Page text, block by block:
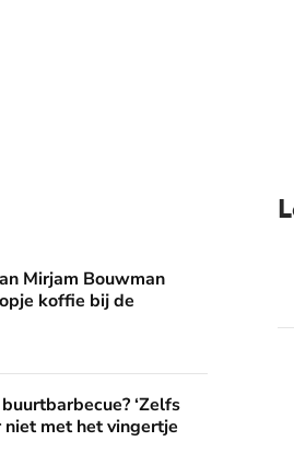
eruit? 'Begin de dag met een
Mirjam Bouwman
koffie bij de
‘Zelfs als buren vloeken, kun je
‘Zelfs
met het vingertje